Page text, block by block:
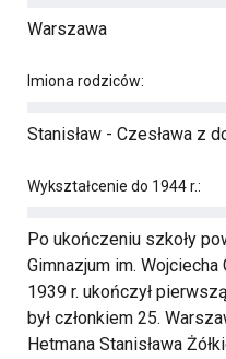
Warszawa
Imiona rodziców:
Stanisław - Czesława z
Wykształcenie do 1944 r.:
Po ukończeniu szkoły
Gimnazjum im.
1939 r. ukończył
był członkiem 25.
Hetmana Stanisława